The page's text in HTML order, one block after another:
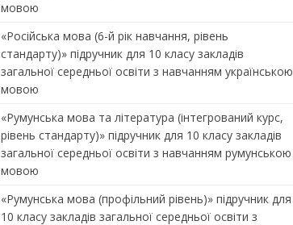
мовою
«Російська мова (6-й рік навчання, рівень
стандарту)» підручник для 10 класу закладів
загальної середньої освіти з навчанням українською
мовою
«Румунська мова та література (інтегрований курс,
рівень стандарту)» підручник для 10 класу закладів
загальної середньої освіти з навчанням румунською
мовою
«Румунська мова (профільний рівень)» підручник для
10 класу закладів загальної середньої освіти з